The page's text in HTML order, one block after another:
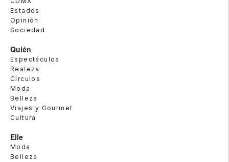
Estados
Opinión
Sociedad
Quién
Espectáculos
Realeza
Círculos
Moda
Belleza
Viajes y Gourmet
Cultura
Elle
Moda
Belleza